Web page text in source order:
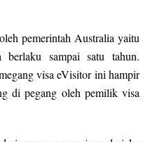
pemerintah Australia yaitu
sampai satu tahun.
visa eVisitor ini hampir
di pegang oleh pemilik visa